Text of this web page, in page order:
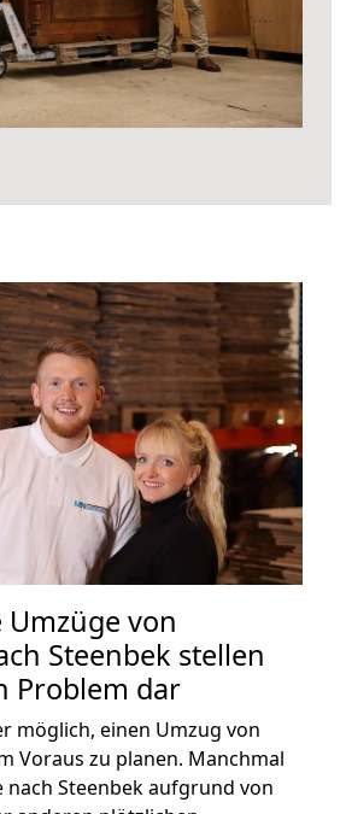
von
Steenbek stellen
Problem dar
möglich, einen Umzug von
Voraus zu planen. Manchmal
nach Steenbek aufgrund von